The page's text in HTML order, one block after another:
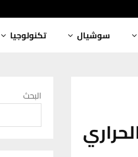
سوشيال تكنولوجيا
البحث